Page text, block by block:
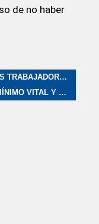
de no haber
CTA DE LOS TRABAJADORES
SALARIO MÍNIMO VITAL Y MÓVIL